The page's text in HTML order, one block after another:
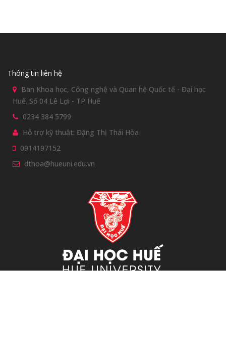
Thông tin liên hệ
Ban Khoa học, Công nghệ và Quan hệ Quốc tế - Đại học
Huế. Số 04 Lê Lợi - TP Huế
0234 384 5799
Hỗ trợ kỹ thuật: Đặng Thị Thái Hòa
0914197152
dthoa@hueuni.edu.vn